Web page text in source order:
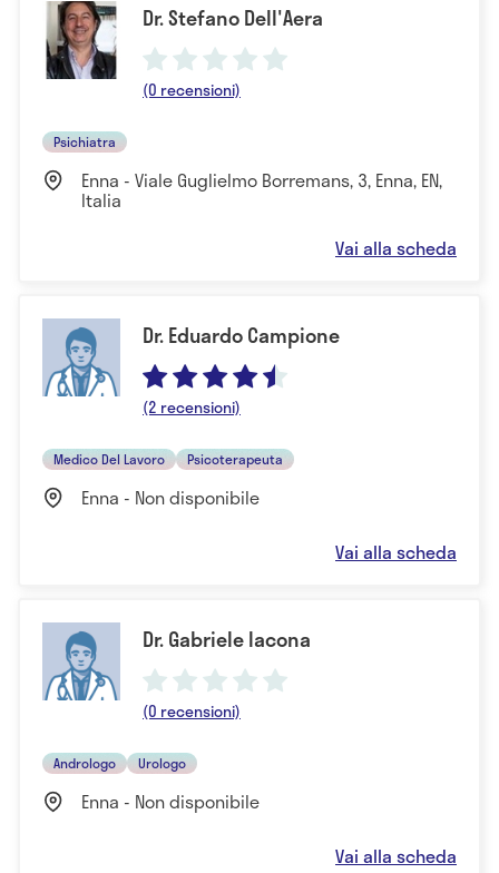
Dr. Stefano Dell'Aera
(0 recensioni)
Psichiatra
Enna - Viale Guglielmo Borremans, 3, Enna, EN,
Italia
Vai alla scheda
Dr. Eduardo Campione
(2 recensioni)
Medico Del Lavoro Psicoterapeuta
Enna - Non disponibile
Vai alla scheda
Dr. Gabriele Iacona
(0 recensioni)
Andrologo Urologo
Enna - Non disponibile
Vai alla scheda